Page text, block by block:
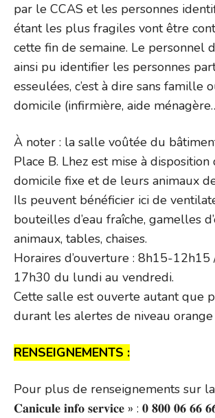
par le CCAS et les personnes
étant les plus fragiles vont être
cette fin de semaine. Le personnel
ainsi pu identifier les personnes
esseulées, c’est à dire sans famille
domicile (infirmière, aide
À noter : la salle voûtée du
Place B. Lhez est mise à disposition
domicile fixe et de leurs animaux
Ils peuvent bénéficier ici de
bouteilles d’eau fraîche, gamelles
animaux, tables, chaises.
Horaires d’ouverture : 8h15-
17h30 du lundi au vendredi.
Cette salle est ouverte autant que
durant les alertes de niveau
RENSEIGNEMENTS :
Pour plus de renseignements sur
𝐂𝐚𝐧𝐢𝐜𝐮𝐥𝐞 𝐢𝐧𝐟𝐨 𝐬𝐞𝐫𝐯𝐢𝐜𝐞 » : 𝟎 𝟖𝟎𝟎 𝟎𝟔 𝟔𝟔